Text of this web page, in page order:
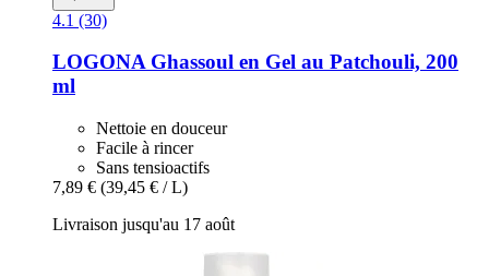
4.1 (30)
LOGONAGhassoul en Gel au Patchouli, 200
ml
Nettoie en douceur
Facile à rincer
Sans tensioactifs
7,89 € (39,45 € / L)
Livraison jusqu'au 17 août